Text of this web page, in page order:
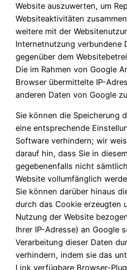
Website auszuwerten, um
Websiteaktivitäten
weitere mit der
Internetnutzung verbundene
gegenüber dem
Die im Rahmen von Google
Browser übermittelte IP-
anderen Daten von Google
Sie können die Speicherung
eine entsprechende
Software verhindern; wir
darauf hin, dass Sie in
gegebenenfalls nicht
Website vollumfänglich
Sie können darüber hinaus
durch das Cookie erzeugten
Nutzung der Website
Ihrer IP-Adresse) an Google
Verarbeitung dieser Daten
verhindern, indem sie das
Link verfügbare Browser-